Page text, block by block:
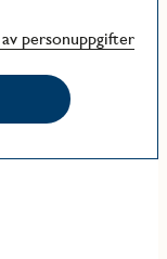
personuppgifter